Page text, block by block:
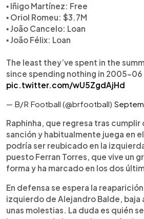
▪️ Iñigo Martínez: Free
▪️ Oriol Romeu: $3.7M
▪️ João Cancelo: Loan
▪️ João Félix: Loan
The least they’ve spent in the
since spending nothing in 2005-06
pic.twitter.com/wU5ZgdAjHd
— B/R Football (@brfootball)
Raphinha, que regresa tras
sanción y habitualmente juega en
podría ser reubicado en la
puesto Ferran Torres, que vive un
forma y ha marcado en los dos
En defensa se espera la
izquierdo de Alejandro Balde, baja
unas molestias. La duda es quién